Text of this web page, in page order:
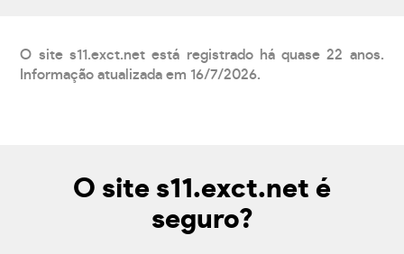
O site s11.exct.net está registrado há quase 22 anos.
Informação atualizada em 16/7/2026.
O site s11.exct.net é
seguro?